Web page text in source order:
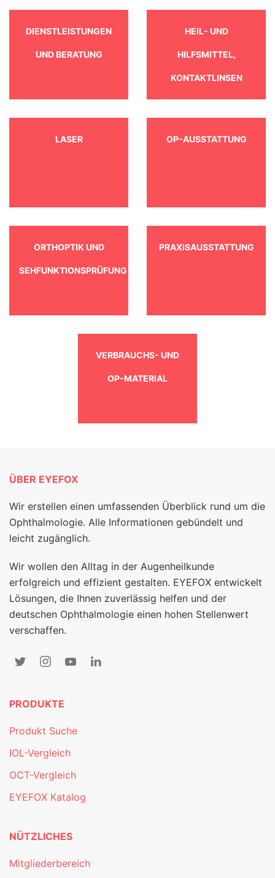
DIENSTLEISTUNGEN
UND BERATUNG
HEIL- UND
HILFSMITTEL,
KONTAKTLINSEN
LASER OP-AUSSTATTUNG
ORTHOPTIK UND
SEHFUNKTIONSPRÜFUNG
PRAXISAUSSTATTUNG
VERBRAUCHS- UND
OP-MATERIAL
ÜBER EYEFOX
Wir erstellen einen umfassenden Überblick rund um die
Ophthalmologie. Alle Informationen gebündelt und
leicht zugänglich.
Wir wollen den Alltag in der Augenheilkunde
erfolgreich und effizient gestalten. EYEFOX entwickelt
Lösungen, die Ihnen zuverlässig helfen und der
deutschen Ophthalmologie einen hohen Stellenwert
verschaffen.
PRODUKTE
Produkt Suche
IOL-Vergleich
OCT-Vergleich
EYEFOX Katalog
NÜTZLICHES
Mitgliederbereich